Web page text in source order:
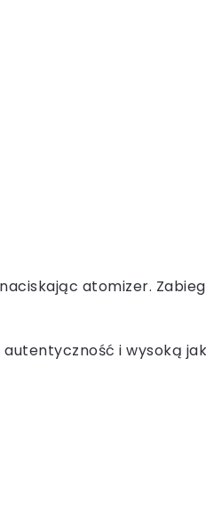
atomizer.
i wysoką